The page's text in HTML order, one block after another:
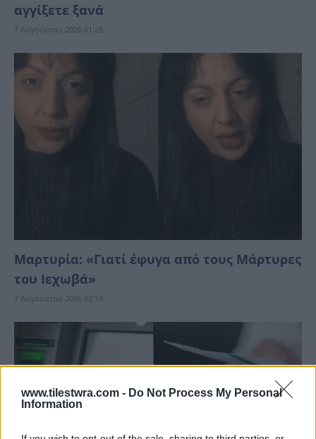
www.tilestwra.com - Do Not Process My Personal
Information
αγγίξετε ξανά
7 Αυγούστου 2026 01:28
Μαρτυρία: «Γιατί έφυγα από τους Μάρτυρες
του Ιεχωβά»
7 Αυγούστου 2026 02:18